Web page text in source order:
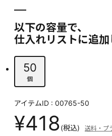
以下の容量で、
仕入れリストに追加
50
個
アイテムID : 00765-50
¥418(税込) 送料・プ